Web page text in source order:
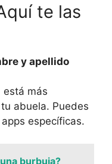
te las
y apellido
está más
abuela. Puedes
específicas.
burbuja?